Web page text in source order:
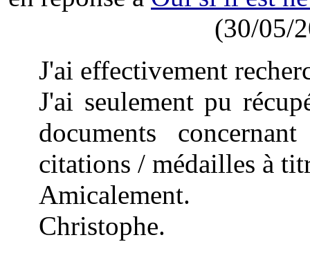
(30/05/
J'ai effectivement
J'ai seulement pu
documents
citations / médailles à
Amicalement.
Christophe.